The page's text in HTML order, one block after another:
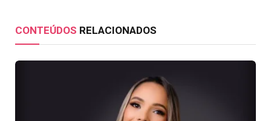
CONTEÚDOS RELACIONADOS